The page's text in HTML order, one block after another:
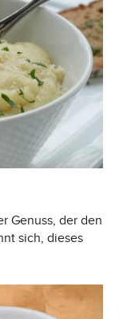
Genuss, der den
sich, dieses